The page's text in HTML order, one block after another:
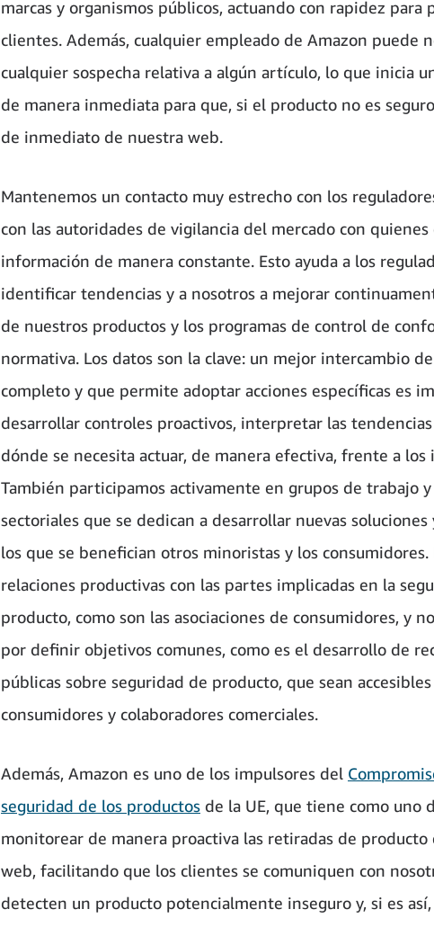
marcas y organismos públicos, actuando con rapidez para
clientes. Además, cualquier empleado de Amazon puede
cualquier sospecha relativa a algún artículo, lo que inicia
de manera inmediata para que, si el producto no es
de inmediato de nuestra web.
Mantenemos un contacto muy estrecho con los
con las autoridades de vigilancia del mercado con
información de manera constante. Esto ayuda a los
identificar tendencias y a nosotros a mejorar
de nuestros productos y los programas de control de
normativa. Los datos son la clave: un mejor intercambio
completo y que permite adoptar acciones específicas es
desarrollar controles proactivos, interpretar las
dónde se necesita actuar, de manera efectiva, frente a los
También participamos activamente en grupos de trabajo
sectoriales que se dedican a desarrollar nuevas
los que se benefician otros minoristas y los
relaciones productivas con las partes implicadas en la
producto, como son las asociaciones de consumidores, y
por definir objetivos comunes, como es el desarrollo de
públicas sobre seguridad de producto, que sean accesibles
consumidores y colaboradores comerciales.
Además, Amazon es uno de los impulsores del
seguridad de los productos de la UE, que tiene como uno
monitorear de manera proactiva las retiradas de producto
web, facilitando que los clientes se comuniquen con
detecten un producto potencialmente inseguro y, si es